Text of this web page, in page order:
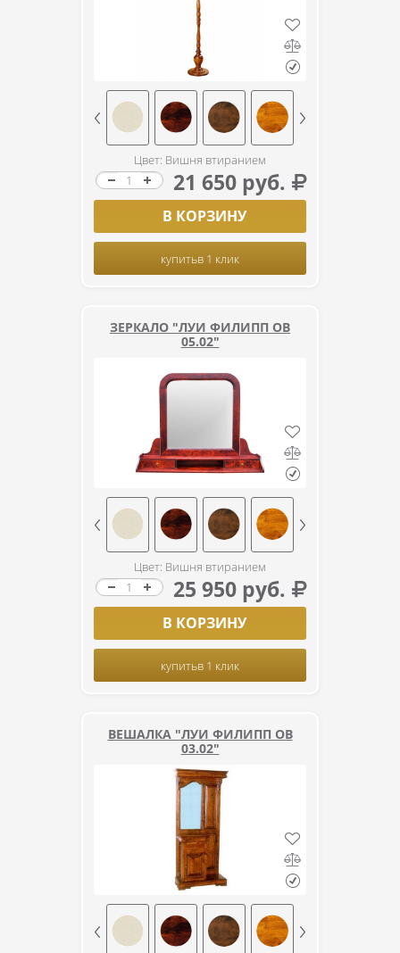
Цвет: Вишня втиранием
21 650 руб.
В КОРЗИНУ
купитьв 1 клик
ЗЕРКАЛО "ЛУИ ФИЛИПП ОВ
05.02"
Цвет: Вишня втиранием
25 950 руб.
В КОРЗИНУ
купитьв 1 клик
ВЕШАЛКА "ЛУИ ФИЛИПП ОВ
03.02"